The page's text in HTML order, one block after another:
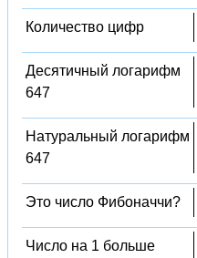
Количество цифр
Десятичный логарифм
647
Натуральный логарифм
647
Это число Фибоначчи?
Число на 1 больше